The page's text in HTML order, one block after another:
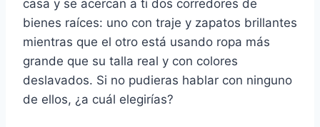
casa y se acercan a ti dos corredores de
bienes raíces: uno con traje y zapatos brillantes
mientras que el otro está usando ropa más
grande que su talla real y con colores
deslavados. Si no pudieras hablar con ninguno
de ellos, ¿a cuál elegirías?